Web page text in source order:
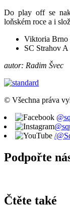
Do play off se
loňském roce a i
Viktoria Brno
SC Strahov
autor: Radim Švec
© Všechna práva
/
Podpořte
Čtěte také